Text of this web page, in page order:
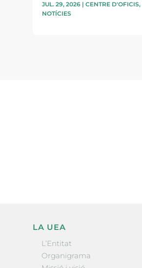
JUL. 29, 2026 |CENTRE D'OFICIS,
NOTÍCIES
LA UEA
L’Entitat
Organigrama